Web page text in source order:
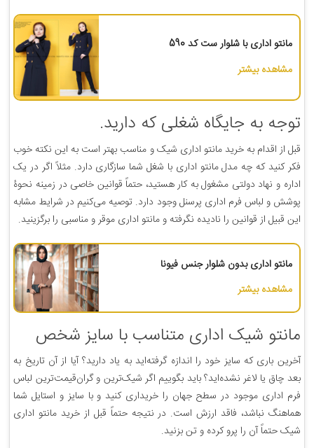
مانتو اداری با شلوار ست کد 590
مشاهده بیشتر
توجه به جایگاه شغلی که دارید.
قبل از اقدام به خرید مانتو اداری شیک و مناسب بهتر است به این نکته خوب
فکر کنید که چه مدل مانتو اداری با شغل شما سازگاری دارد. مثلاً اگر در یک
اداره و نهاد دولتی مشغول به کار هستید، حتماً قوانین خاصی در زمینه نحوۀ
پوشش و لباس فرم اداری پرسنل وجود دارد. توصیه می‌کنیم در شرایط مشابه
این قبیل از قوانین را نادیده نگرفته و مانتو اداری موقر و مناسبی را برگزینید.
مانتو اداری بدون شلوار جنس فیونا
مشاهده بیشتر
مانتو شیک اداری متناسب با سایز شخص
آخرین باری که سایز خود را اندازه گرفته‌اید به یاد دارید؟ آیا از آن تاریخ به
بعد چاق یا لاغر نشده‌اید؟ باید بگوییم اگر شیک‌ترین و گران‌قیمت‌ترین لباس
فرم اداری موجود در سطح جهان را خریداری کنید و با سایز و استایل شما
هماهنگ نباشد، فاقد ارزش است. در نتیجه حتماً قبل از خرید مانتو اداری
شیک حتماً آن را پرو کرده و تن بزنید.